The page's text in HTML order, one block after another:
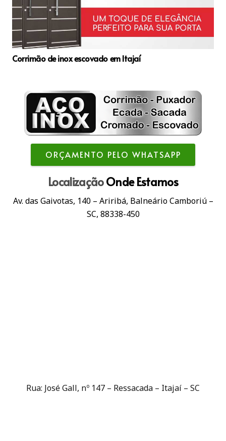
Corrimão de inox escovado em Itajaí
ORÇAMENTO PELO WHATSAPP
LocalizaçãoOnde Estamos
Av. das Gaivotas, 140 – Ariribá, Balneário Camboriú –
SC, 88338-450
Rua: José Gall, nº 147 – Ressacada – Itajaí – SC